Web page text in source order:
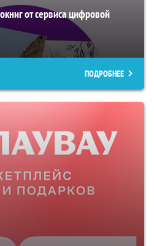
от сервиса цифровой
ПОДРОБНЕЕ